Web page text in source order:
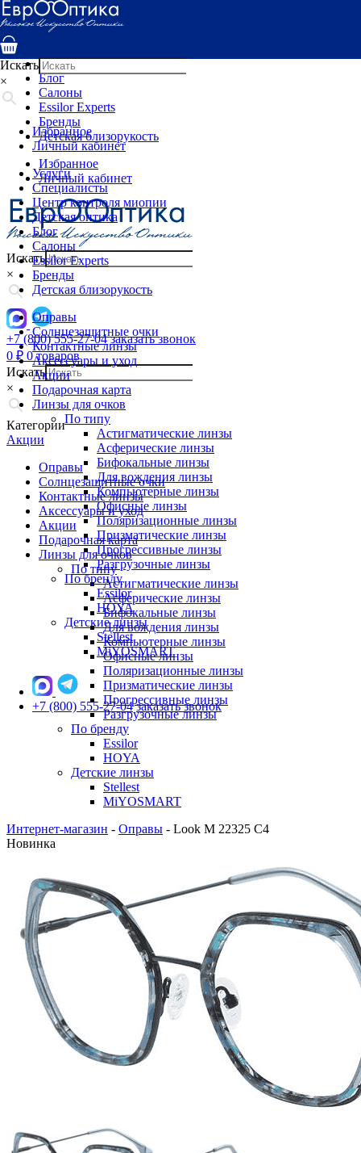
Услуги
Специалисты
Детская оптика
Блог
Салоны
Essilor Experts
Бренды
Детская близорукость
Избранное
Личный кабинет
Искать
×
+7 (800) 555-27-04 заказать звонок
0 ₽ 0 товаров
Искать
×
Категории
Акции
Оправы
Солнцезащитные очки
Контактные линзы
Аксессуары и уход
Акции
Подарочная карта
Линзы для очков
По типу
Астигматические линзы
Асферические линзы
Бифокальные линзы
Для вождения линзы
Компьютерные линзы
Офисные линзы
Поляризационные линзы
Призматические линзы
Прогрессивные линзы
Разгрузочные линзы
По бренду
Essilor
HOYA
Детские линзы
Stellest
MiYOSMART
Искать
×
Избранное
Личный кабинет
Услуги
Специалисты
Центр контроля миопии
Детская оптика
Блог
Салоны
Essilor Experts
Бренды
Детская близорукость
Оправы
Солнцезащитные очки
Контактные линзы
Аксессуары и уход
Акции
Подарочная карта
Линзы для очков
По типу
Астигматические линзы
Асферические линзы
Бифокальные линзы
Для вождения линзы
Компьютерные линзы
Офисные линзы
Поляризационные линзы
Призматические линзы
Прогрессивные линзы
Разгрузочные линзы
По бренду
Essilor
HOYA
Детские линзы
Stellest
MiYOSMART
+7 (800) 555-27-04 заказать звонок
Интернет-магазин - Оправы - Look M 22325 C4
Новинка